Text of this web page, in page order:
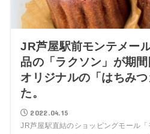
JR芦屋駅前モンテメー
品の「ラクソン」が期間
オリジナルの「はちみ
た。
2022.04.15
JR芦屋駅直結のショッピングモール